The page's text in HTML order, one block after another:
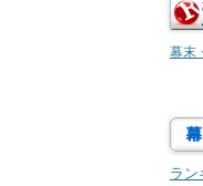
幕末
ラン